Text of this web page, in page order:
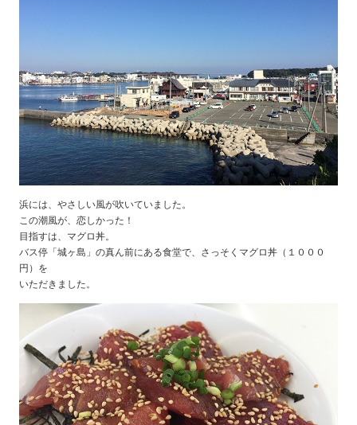
浜には、やさしい風が吹いていました。
この潮風が、恋しかった！
目指すは、マグロ丼。
バス停「城ヶ島」の真ん前にある食堂で、さっそくマグロ丼（１０００
円）を
いただきました。